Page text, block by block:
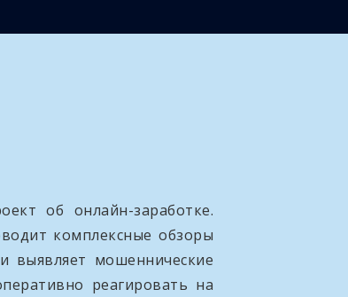
об онлайн-заработке.
комплексные обзоры
выявляет мошеннические
реагировать на